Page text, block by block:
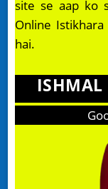
site se aap ko
Online
hai.
ISHMAL